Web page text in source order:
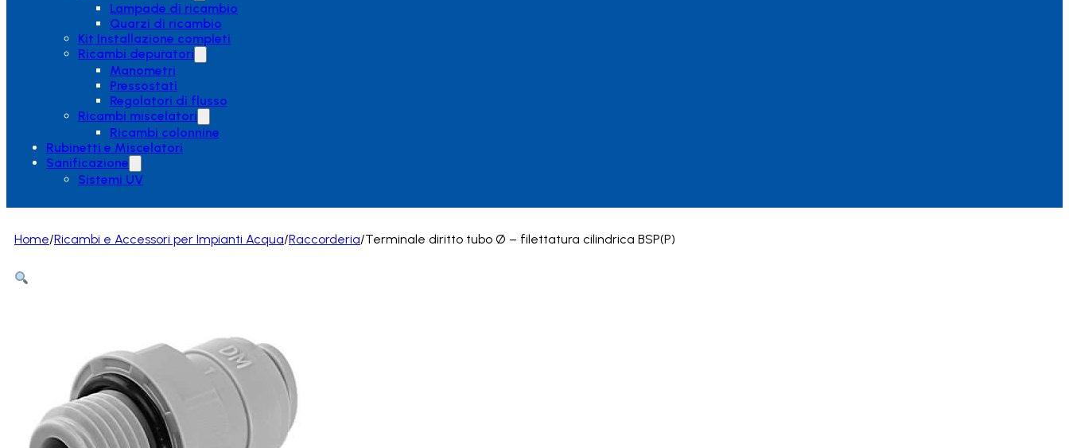
Lampade di ricambio
Quarzi di ricambio
Kit Installazione completi
Ricambi depuratori
Manometri
Pressostati
Regolatori di flusso
Ricambi miscelatori
Ricambi colonnine
Rubinetti e Miscelatori
Sanificazione
Sistemi UV
Home/Ricambi e Accessori per Impianti Acqua/Raccorderia/Terminale diritto tubo Ø – filettatura cilindrica BSP(P)